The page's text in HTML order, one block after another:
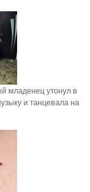
младенец утонул в
и танцевала на